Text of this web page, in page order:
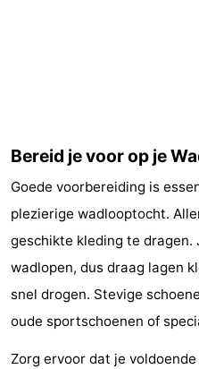
Bereid je voor op je
Goede voorbereiding is
plezierige wadlooptocht.
geschikte kleding te
wadlopen, dus draag lagen
snel drogen. Stevige
oude sportschoenen of
Zorg ervoor dat je